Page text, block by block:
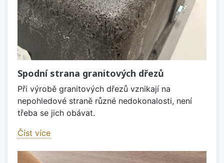
Spodní strana granitových dřezů
Při výrobě granitových dřezů vznikají na
nepohledové straně různé nedokonalosti, není
třeba se jich obávat.
Číst více